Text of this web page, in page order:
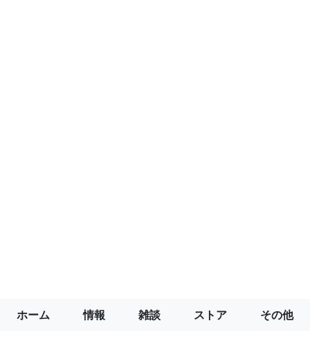
ホーム 情報 雑談 ストア その他